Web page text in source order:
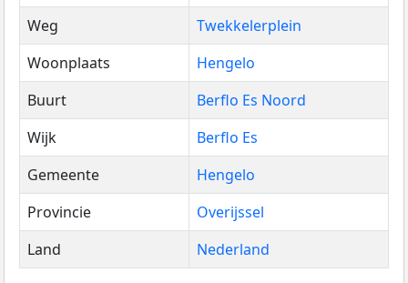
Weg
Twekkelerplein
Woonplaats
Hengelo
Buurt
Berflo Es Noord
Wijk
Berflo Es
Gemeente
Hengelo
Provincie
Overijssel
Land
Nederland